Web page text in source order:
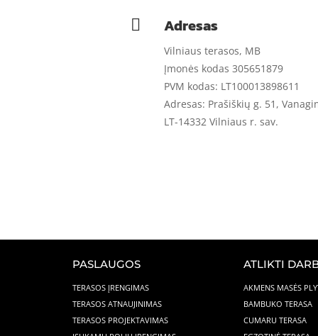
 Adresas
Vilniaus terasos, MB
Įmonės kodas 305651879
PVM kodas: LT100013898611
Adresas: Prašiškių g. 51,
LT-14332 Vilniaus r. sav.
PASLAUGOS
TERASOS ĮRENGIMAS
TERASOS ATNAUJINIMAS
TERASOS PROJEKTAVIMAS
ATLIKTI
AKMENS MASĖS
BAMBUKO TERASA
CUMARU TERASA